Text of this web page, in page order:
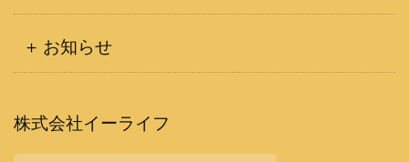
お知らせ
株式会社イーライフ